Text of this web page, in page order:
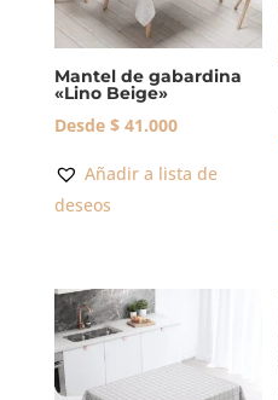
Mantel de gabardina
«Lino Beige»
Desde $41.000
Añadir a lista de
deseos